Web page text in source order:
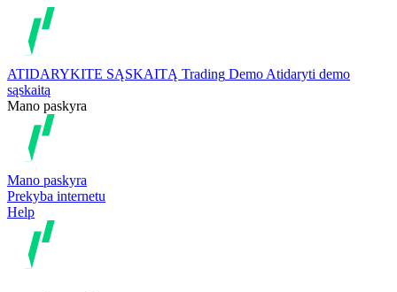
ATIDARYKITE SĄSKAITĄ Trading Demo Atidaryti demo
sąskaitą
Mano paskyra
Mano paskyra
Prekyba internetu
Help